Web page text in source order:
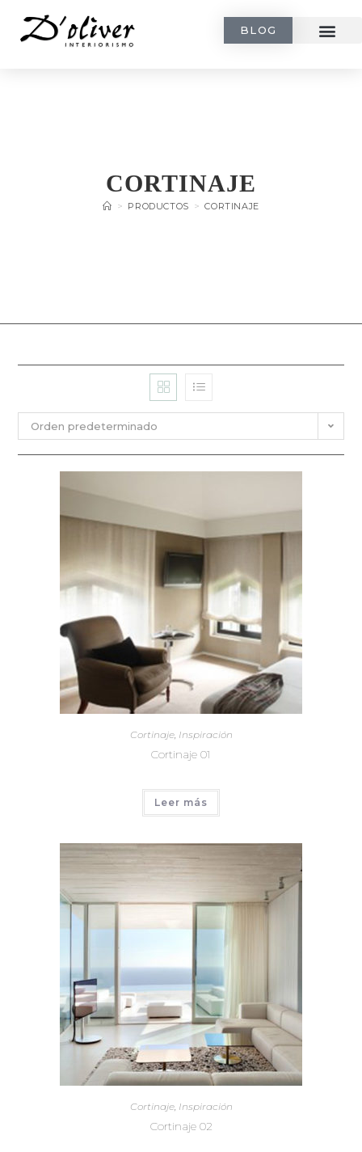
BLOG
CORTINAJE
> PRODUCTOS > CORTINAJE
Orden predeterminado
Cortinaje, Inspiración
Cortinaje 01
Leer más
Cortinaje, Inspiración
Cortinaje 02